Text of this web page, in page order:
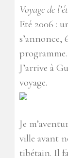
Voyage de
Eté 2006 :
s’annonce,
programme.
J’arrive à
voyage.
Je
ville avant
tibétain. Il